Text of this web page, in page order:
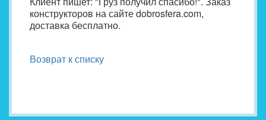
конструкторов на сайте dobrosfera.com,
доставка бесплатно.
Возврат к списку